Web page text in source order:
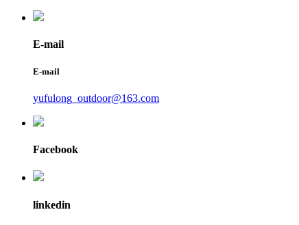
E-mail
E-mail
yufulong_outdoor@163.com
Facebook
linkedin